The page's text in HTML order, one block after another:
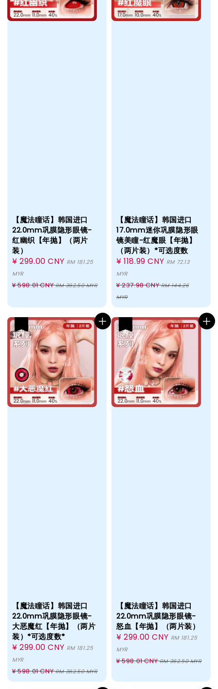
【魔法瞳话】韩国进口
22.0mm巩膜隐形眼镜-
红幽织【年抛】（两片
装）
Sale
price
¥ 299.00 CNY RM 181.25
MYR
Regular
¥ 598.01 CNYRM 362.50 MYR
【魔法瞳话】韩国进口
17.0mm迷你巩膜隐形眼
镜美瞳-红魔眼【年抛】
（两片装）*可选度数
Sale
price
¥ 118.99 CNY RM 72.13
MYR
Regular
price
¥ 237.98 CNYRM 144.26
MYR
【魔法瞳话】韩国进口
22.0mm巩膜隐形眼镜-
大恶魔红【年抛】（两片
装）*可选度数*
Sale
price
¥ 299.00 CNY RM 181.25
MYR
Regular
price
¥ 598.01 CNYRM 362.50 MYR
【魔法瞳话】韩国进口
22.0mm巩膜隐形眼镜-
怒血【年抛】（两片装）
Sale
price
¥ 299.00 CNY RM 181.25
MYR
Regular
¥ 598.01 CNYRM 362.50 MYR